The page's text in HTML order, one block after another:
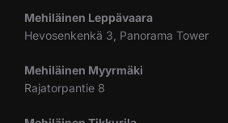
Mehiläinen Leppävaara
Hevosenkenkä 3, Panorama Tower
Mehiläinen Myyrmäki
Rajatorpantie 8